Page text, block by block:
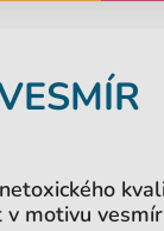
motivu